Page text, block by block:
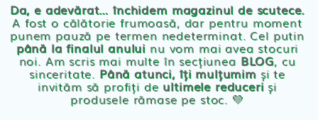
Servetele umede ecologice
Cosmetice BEBE
Olita Bio Naty
PRODUSE FEMEI
Da, e adevărat… închidem magazinul de scutece.
A fost o călătorie frumoasă, dar pentru moment
punem pauză pe termen nedeterminat. Cel putin
până la finalul anului nu vom mai avea stocuri
noi. Am scris mai multe în secțiunea BLOG, cu
sinceritate. Până atunci, îți mulțumimși te
invităm să profiți de ultimele reduceriși
produsele rămase pe stoc. 💛